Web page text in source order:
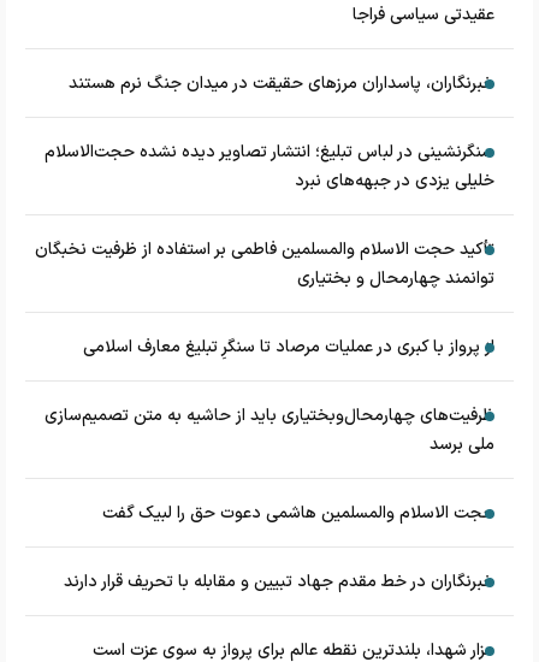
عقیدتی سیاسی فراجا
خبرنگاران، پاسداران مرزهای حقیقت در میدان جنگ نرم هستند
سنگرنشینی در لباس تبلیغ؛ انتشار تصاویر دیده نشده حجت‌الاسلام
خلیلی یزدی در جبهه‌های نبرد
تأکید حجت الاسلام والمسلمین فاطمی بر استفاده از ظرفیت نخبگان
توانمند چهارمحال و بختیاری
از پرواز با کبری در عملیات مرصاد تا سنگرِ تبلیغ معارف اسلامی
ظرفیت‌های چهارمحال‌وبختیاری باید از حاشیه به متن تصمیم‌سازی
ملی برسد
حجت الاسلام والمسلمین هاشمی دعوت حق را لبیک گفت
خبرنگاران در خط مقدم جهاد تبیین و مقابله با تحریف قرار دارند
مزار شهدا، بلندترین نقطه عالم برای پرواز به سوی عزت است